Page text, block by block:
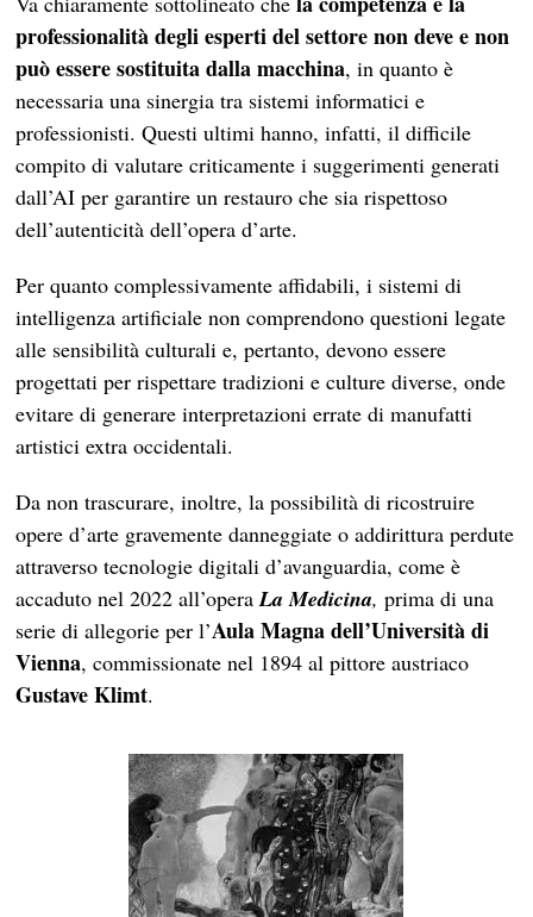
professionalità degli esperti del settore non deve e non
può essere sostituita dalla macchina, in quanto è
necessaria una sinergia tra sistemi informatici e
professionisti. Questi ultimi hanno, infatti, il difficile
compito di valutare criticamente i suggerimenti generati
dall’AI per garantire un restauro che sia rispettoso
dell’autenticità dell’opera d’arte.
Per quanto complessivamente affidabili, i sistemi di
intelligenza artificiale non comprendono questioni legate
alle sensibilità culturali e, pertanto, devono essere
progettati per rispettare tradizioni e culture diverse, onde
evitare di generare interpretazioni errate di manufatti
artistici extra occidentali.
Da non trascurare, inoltre, la possibilità di ricostruire
opere d’arte gravemente danneggiate o addirittura perdute
attraverso tecnologie digitali d’avanguardia, come è
accaduto nel 2022 all’operaLa Medicina, prima di una
serie di allegorie per l’Aula Magna dell’Università di
Vienna, commissionate nel 1894 al pittore austriaco
Gustave Klimt.